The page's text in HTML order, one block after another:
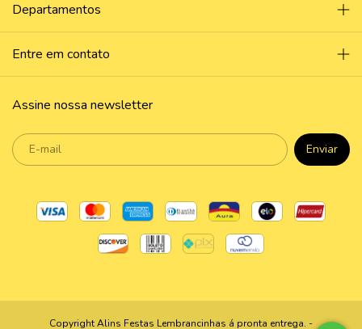
Departamentos
Entre em contato
Assine nossa newsletter
Copyright Alins Festas Lembrancinhas á pronta entrega. -